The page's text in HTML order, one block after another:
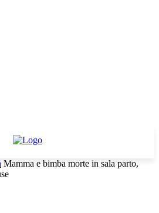
Mamma e bimba morte in sala parto,